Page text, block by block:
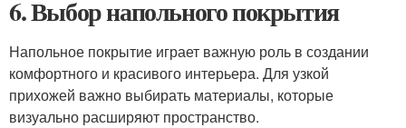
6. Выбор напольного покрытия
Напольное покрытие играет важную роль в создании
комфортного и красивого интерьера. Для узкой
прихожей важно выбирать материалы, которые
визуально расширяют пространство.